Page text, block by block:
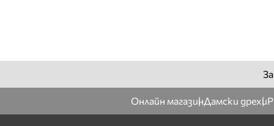
Онлайн магазинДамски дрехи